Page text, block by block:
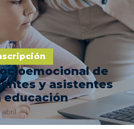
de
y asistentes
educación
abril